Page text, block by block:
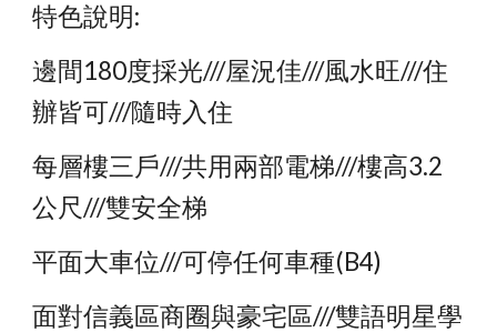
特色說明:
邊間180度採光///屋況佳///風水旺///住
辦皆可///隨時入住
每層樓三戶///共用兩部電梯///樓高3.2
公尺///雙安全梯
平面大車位///可停任何車種(B4)
面對信義區商圈與豪宅區///雙語明星學